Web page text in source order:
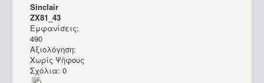
Sinclair
ZX81_43
Εμφανίσεις:
490
Αξιολόγηση:
Χωρίς Ψήφους
Σχόλια: 0